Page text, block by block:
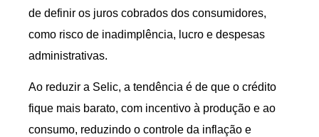
de definir os juros cobrados dos consumidores,
como risco de inadimplência, lucro e despesas
administrativas.
Ao reduzir a Selic, a tendência é de que o crédito
fique mais barato, com incentivo à produção e ao
consumo, reduzindo o controle da inflação e